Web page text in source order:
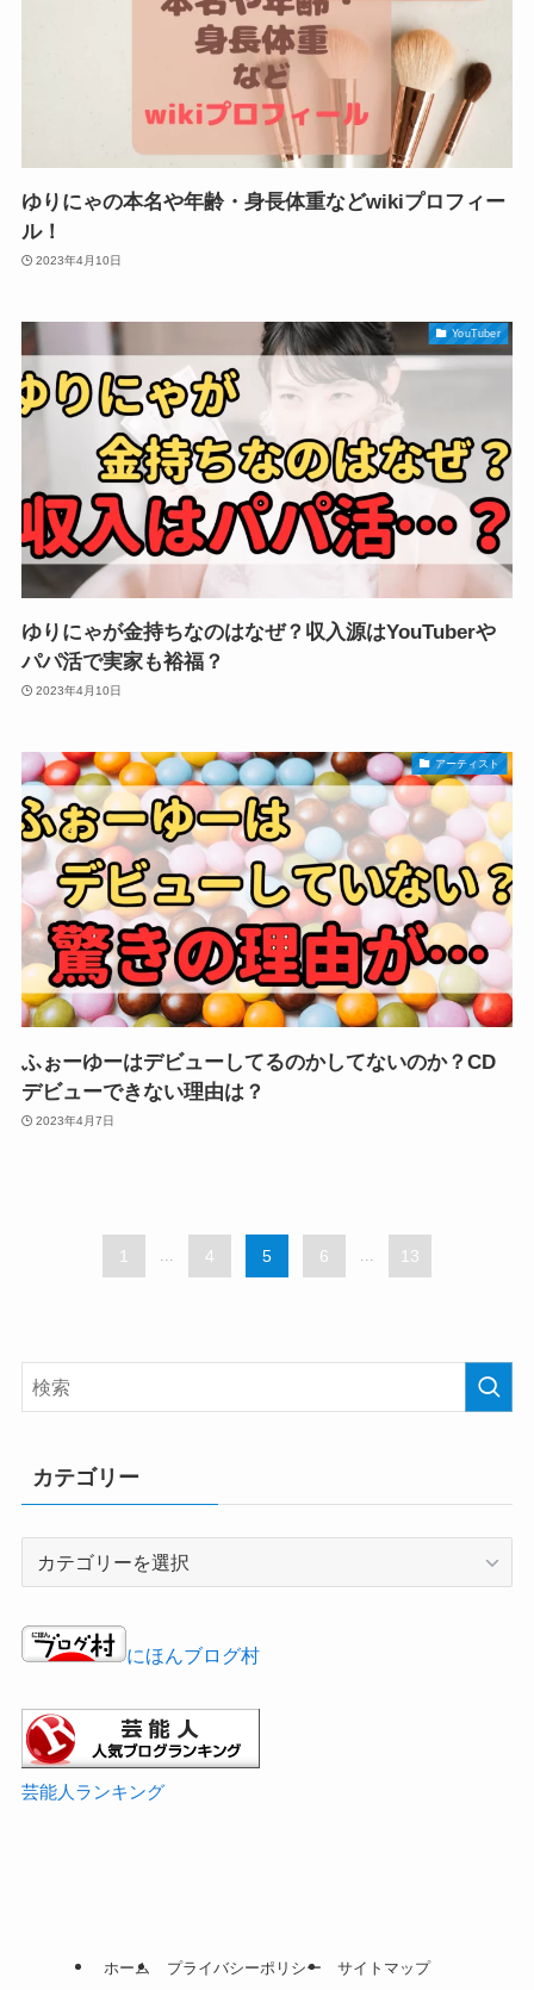
ゆりにゃの本名や年齢・身長体重などwikiプロフィー
ル！
2023年4月10日
YouTuber
ゆりにゃが金持ちなのはなぜ？収入源はYouTuberや
パパ活で実家も裕福？
2023年4月10日
アーティスト
ふぉーゆーはデビューしてるのかしてないのか？CD
デビューできない理由は？
2023年4月7日
1 ... 4 5 6 ... 13
カテゴリー
リ
ー
にほんブログ村
芸能人ランキング
ホーム プライバシーポリシー サイトマップ